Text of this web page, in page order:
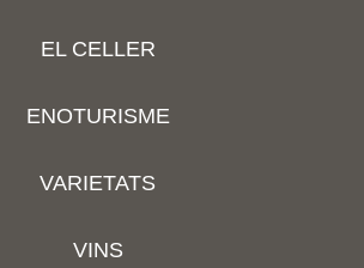
EL CELLER
ENOTURISME
VARIETATS
VINS